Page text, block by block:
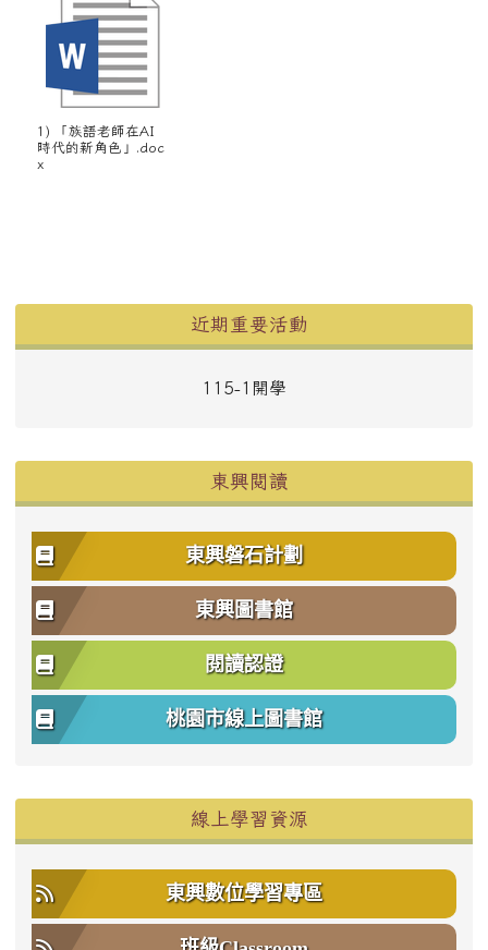
1) 「族語老師在AI
時代的新角色」.doc
x
近期重要活動
115-1開學
東興閱讀
東興磐石計劃
東興圖書館
閱讀認證
桃園市線上圖書館
線上學習資源
東興數位學習專區